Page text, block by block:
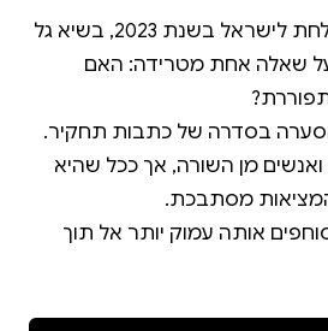
עיתונאית גרמנייה נשלחת לישראל בשנת 2023, בשיא גל
שאלה אחת מטרידה: האם
בסדרה של כתבות תחקיר.
ואנשים מן השורה, אך ככל שהיא
אותה עמוק יותר אל תוך
חוטים דקים של עבר והווה